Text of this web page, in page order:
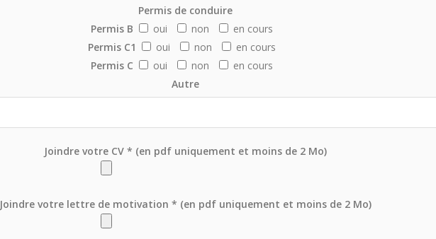
Permis de conduire
Permis B
oui non
en cours
Permis C1
oui non
en cours
Permis C
oui non
en cours
Autre
Joindre votre CV * (en pdf uniquement et moins de 2 Mo)
Joindre votre lettre de motivation * (en pdf uniquement et moins de 2 Mo)